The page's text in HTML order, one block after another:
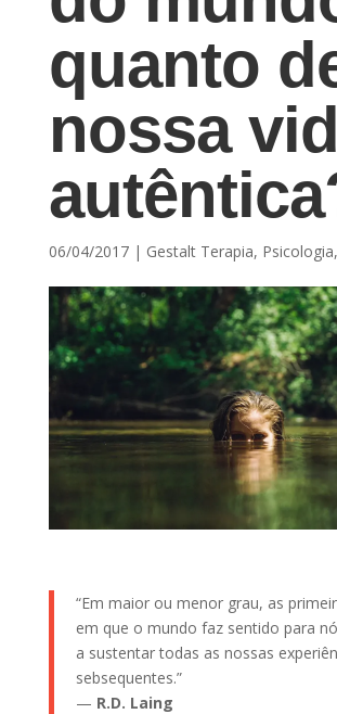
quanto
nossa
06/04/2017| Gestalt Terapia, Psicologia,
“Em maior ou menor grau, as
em que o mundo faz sentido para
a sustentar todas as nossas
sebsequentes.”
— R.D. Laing